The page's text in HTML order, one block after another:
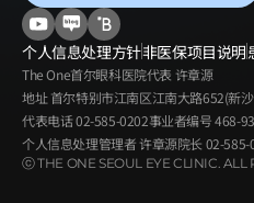
个人信息处理方针非医保项目说明
The One首尔眼科医院代表 许章源
地址 首尔特别市江南区江南大路652(新
代表电话02-585-0202事业者编号468-
个人信息处理管理者许章源院长 02-585-
ⓒ THE ONE SEOUL EYE CLINIC. ALL